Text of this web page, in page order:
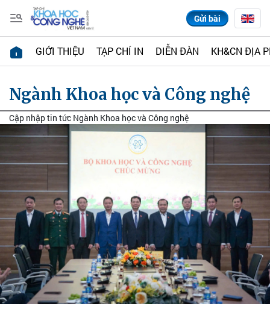
Gửi bài
GIỚI THIỆU TẠP CHÍ IN DIỄN ĐÀN KH&CN ĐỊA
Ngành Khoa học và Công nghệ
Cập nhập tin tức Ngành Khoa học và Công nghệ